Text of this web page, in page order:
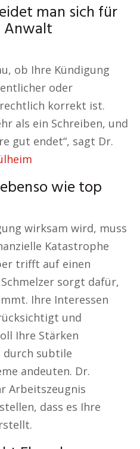
man sich für
Anwalt
ob Ihre Kündigung
oder
korrekt ist.
als ein Schreiben, und
gut endet“, sagt Dr.
wie top
wirksam wird, muss
Katastrophe
trifft auf einen
sorgt dafür,
Ihre Interessen
und
Ihre Stärken
durch subtile
andeuten. Dr.
Arbeitszeugnis
dass es Ihre